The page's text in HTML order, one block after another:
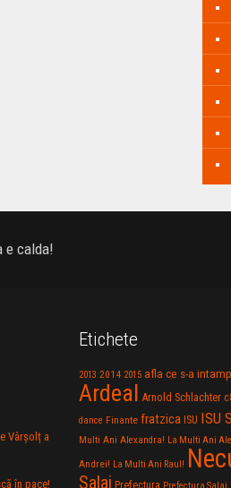
e calda!
Vârșolț a
în pace!
Etichete
2013 2014 2015 afla ce s-a
Ardeal Arnold Schlachter
dance Finante fratzica ISU ISU
Multi Ani Alexandra! La Multi Ani
Andrei! La Multi Ani Raul!
Salaj Prefectura